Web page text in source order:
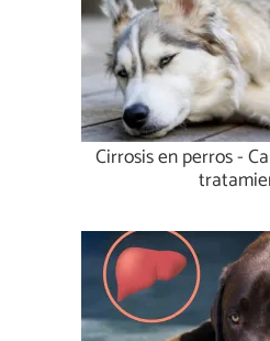
Cirrosis en perros -